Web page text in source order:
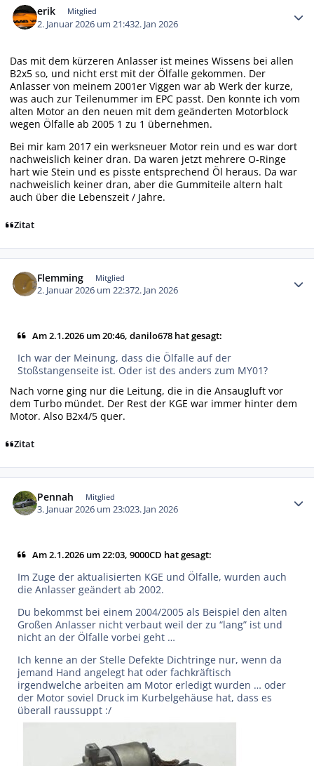
erik Mitglied
2. Januar 2026 um 21:432. Jan 2026
Das mit dem kürzeren Anlasser ist meines Wissens bei allen
B2x5 so, und nicht erst mit der Ölfalle gekommen. Der
Anlasser von meinem 2001er Viggen war ab Werk der kurze,
was auch zur Teilenummer im EPC passt. Den konnte ich vom
alten Motor an den neuen mit dem geänderten Motorblock
wegen Ölfalle ab 2005 1 zu 1 übernehmen.
Bei mir kam 2017 ein werksneuer Motor rein und es war dort
nachweislich keiner dran. Da waren jetzt mehrere O-Ringe
hart wie Stein und es pisste entsprechend Öl heraus. Da war
nachweislich keiner dran, aber die Gummiteile altern halt
auch über die Lebenszeit / Jahre.
Zitat
Flemming Mitglied
2. Januar 2026 um 22:372. Jan 2026
Am 2.1.2026 um 20:46, danilo678 hat gesagt:
Ich war der Meinung, dass die Ölfalle auf der
Stoßstangenseite ist. Oder ist des anders zum MY01?
Nach vorne ging nur die Leitung, die in die Ansaugluft vor
dem Turbo mündet. Der Rest der KGE war immer hinter dem
Motor. Also B2x4/5 quer.
Zitat
Pennah Mitglied
3. Januar 2026 um 23:023. Jan 2026
Am 2.1.2026 um 22:03, 9000CD hat gesagt:
Im Zuge der aktualisierten KGE und Ölfalle, wurden auch
die Anlasser geändert ab 2002.
Du bekommst bei einem 2004/2005 als Beispiel den alten
Großen Anlasser nicht verbaut weil der zu “lang” ist und
nicht an der Ölfalle vorbei geht …
Ich kenne an der Stelle Defekte Dichtringe nur, wenn da
jemand Hand angelegt hat oder fachkräftisch
irgendwelche arbeiten am Motor erledigt wurden … oder
der Motor soviel Druck im Kurbelgehäuse hat, dass es
überall raussuppt :/